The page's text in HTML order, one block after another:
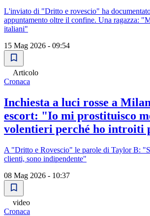
L'inviato di "Dritto e rovescio" ha
appuntamento oltre il confine. Una ragazza:
italiani"
15 Mag 2026 - 09:54
Articolo
Cronaca
Inchiesta a luci rosse a
escort: "Io mi prostituisco
volentieri perché ho introiti
A "Dritto e Rovescio" le parole di Taylor B:
clienti, sono indipendente"
08 Mag 2026 - 10:37
video
Cronaca